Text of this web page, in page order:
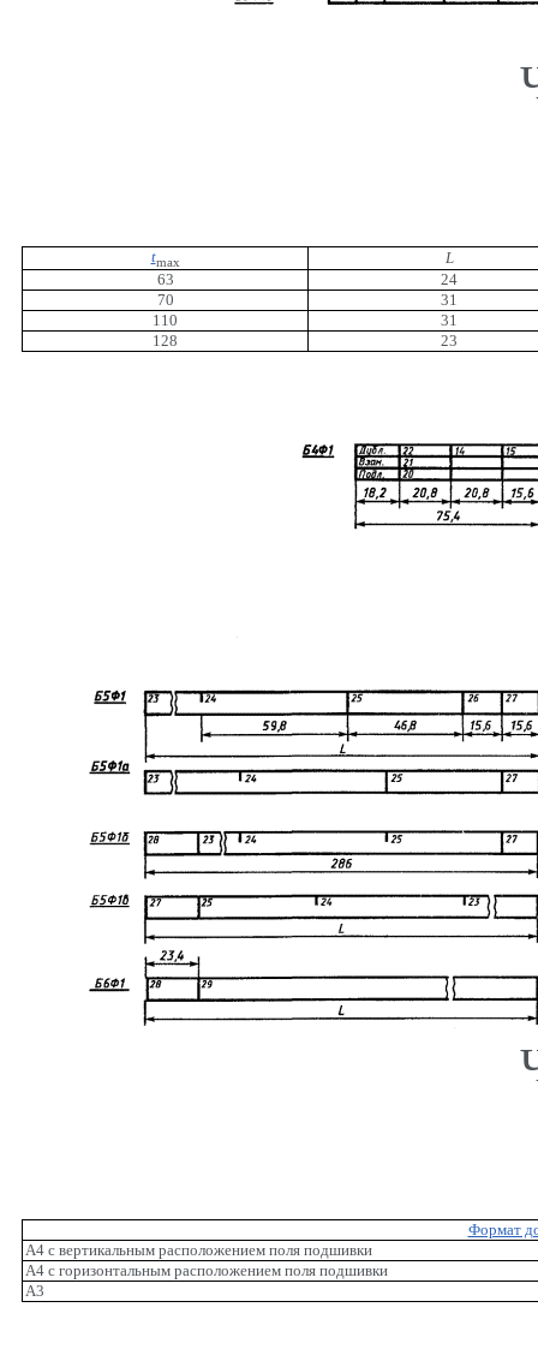
tmax
L
63
24
70
31
110
31
128
23
Формат
А4 с вертикальным расположением поля подшивки
А4 с горизонтальным расположением поля подшивки
A3